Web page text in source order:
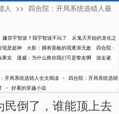
人 >> 四合院：开局系统选错人最
嫌弃宇智波？我宇智波不玩了
从鬼灭开始的龙化之
现是超神 火影：拥有面板的我逐渐无敌
四合院：
果实 漫威：为什么救你我们可是挚友啊
游走诸
开局系统选错人全文阅读 -
四合院：开局系统选错
- 好看的穿越小说
倒了，谁能顶上去